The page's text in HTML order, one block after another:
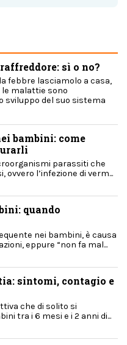
sì o no?
febbre lasciamolo a casa,
malattie sono
sviluppo del suo sistema
bambini: come
parassiti che
ovvero l’infezione di verm...
quando
nei bambini, è causa
eppure “non fa mal...
sintomi, contagio e
che di solito si
tra i 6 mesi e i 2 anni di...